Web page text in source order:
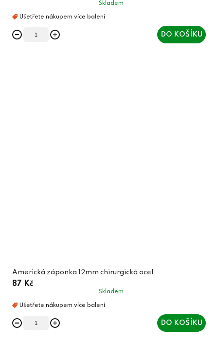
Skladem
DO KOŠÍKU
Americká záponka 12mm chirurgická ocel
87 Kč
Skladem
DO KOŠÍKU